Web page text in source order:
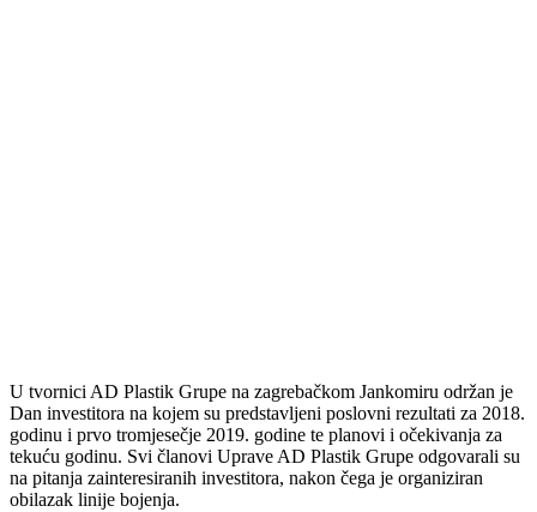
U tvornici AD Plastik Grupe na zagrebačkom Jankomiru održan je
Dan investitora na kojem su predstavljeni poslovni rezultati za 2018.
godinu i prvo tromjesečje 2019. godine te planovi i očekivanja za
tekuću godinu. Svi članovi Uprave AD Plastik Grupe odgovarali su
na pitanja zainteresiranih investitora, nakon čega je organiziran
obilazak linije bojenja.